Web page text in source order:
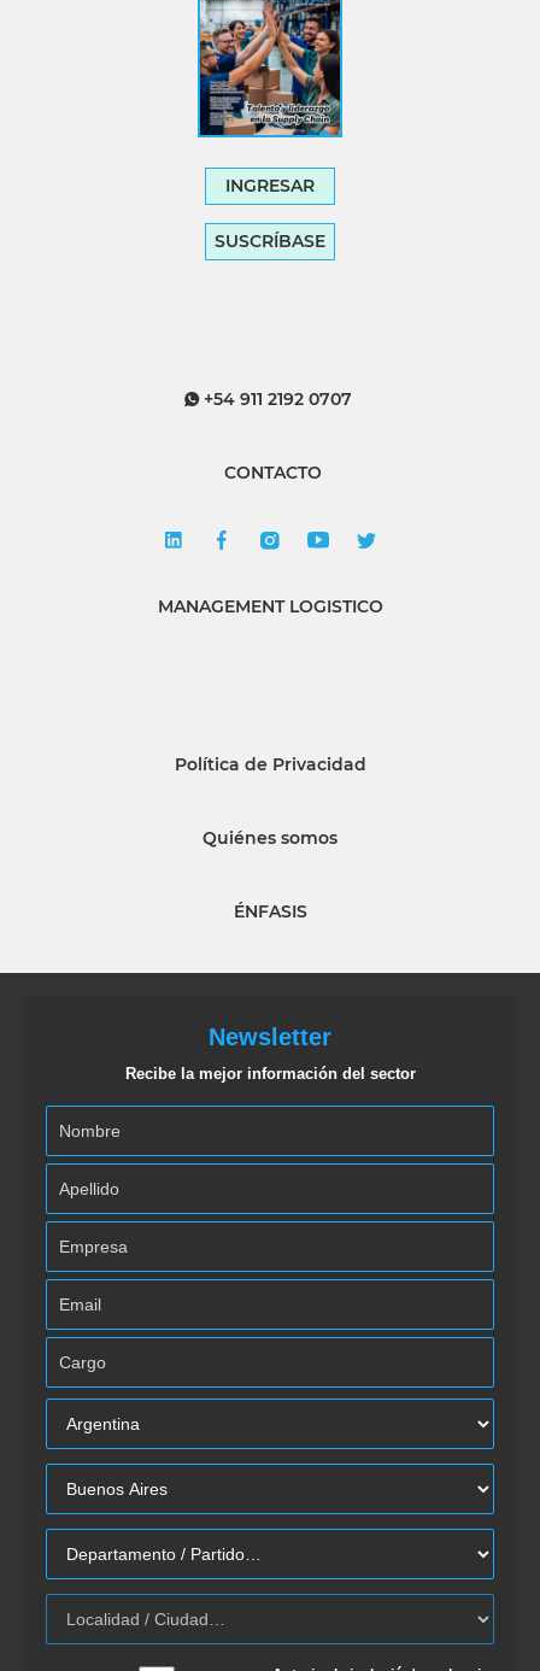
INGRESAR
SUSCRÍBASE
+54 911 2192 0707
CONTACTO
MANAGEMENT LOGISTICO
Política de Privacidad
Quiénes somos
ÉNFASIS
Newsletter
Recibe la mejor información del sector